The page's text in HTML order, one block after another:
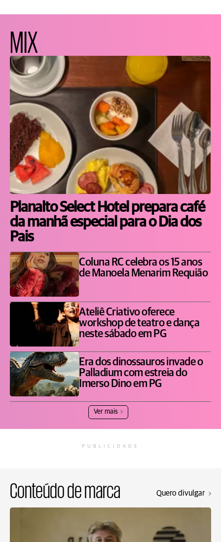
MIX
Planalto Select Hotel prepara café
da manhã especial para o Dia dos
Pais
Coluna RC celebra os 15 anos
de Manoela Menarim Requião
Ateliê Criativo oferece
workshop de teatro e dança
neste sábado em PG
Era dos dinossauros invade o
Palladium com estreia do
Imerso Dino em PG
Ver mais
PUBLICIDADE
Conteúdo de marca Quero divulgar